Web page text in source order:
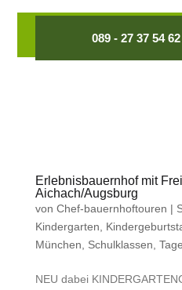
089 - 27 37 54 62
Erlebnisbauernhof mit
Aichach/Augsburg
von Chef-bauernhoftouren |
Kindergarten
München
Schulklassen
NEU dabei